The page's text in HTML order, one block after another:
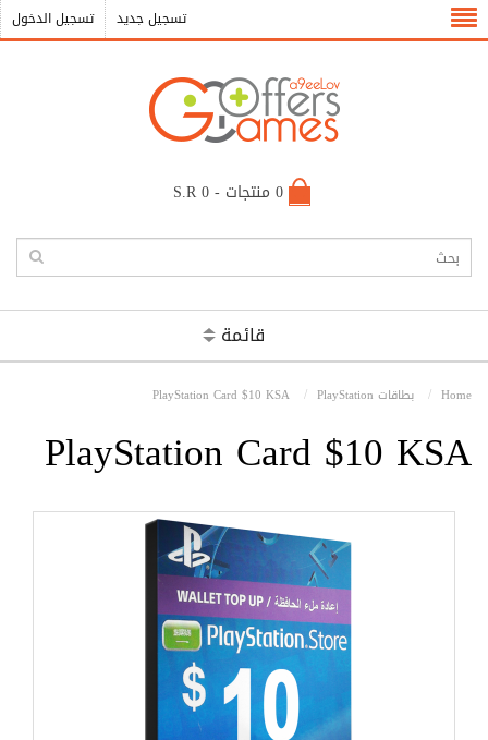
تسجيل الدخول تسجيل جديد
0 منتجات - S.R 0
قائمة
Home بطاقات PlayStation PlayStation Card $10 KSA
PlayStation Card $10 KSA